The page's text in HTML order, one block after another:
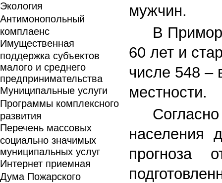
Экология
Антимонопольный
комплаенс
Имущественная
поддержка субъектов
малого и среднего
предпринимательства
Муниципальные услуги
Программы комплексного
развития
Перечень массовых
социально значимых
муниципальных услуг
Интернет приемная
Дума Пожарского
мужчин.
В
60 лет и
числе 548 –
местности.
населения
прогноза